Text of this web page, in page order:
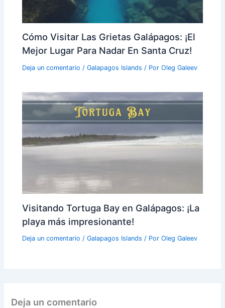
Cómo Visitar Las Grietas Galápagos: ¡El
Mejor Lugar Para Nadar En Santa Cruz!
Deja un comentario /Galapagos Islands / PorOleg Galeev
Visitando Tortuga Bay en Galápagos: ¡La
playa más impresionante!
Deja un comentario /Galapagos Islands / PorOleg Galeev
Deja un comentario